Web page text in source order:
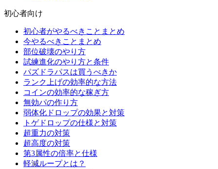
初心者向け
初心者がやるべきことまとめ
今やるべきことまとめ
部位破壊のやり方
試練進化のやり方と条件
パズドラパスは買うべきか
ランク上げの効率的な方法
コインの効率的な稼ぎ方
無効パの作り方
弱体化ドロップの効果と対策
トゲドロップの仕様と対策
超重力の対策
超高度の対策
第3属性の倍率と仕様
軽減ループとは？